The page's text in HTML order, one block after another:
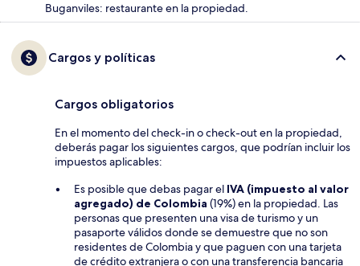
Buganviles: restaurante en la propiedad.
Cargos y políticas
Cargos obligatorios
En el momento del check-in o check-out en la propiedad,
deberás pagar los siguientes cargos, que podrían incluir los
impuestos aplicables:
Es posible que debas pagar el IVA (impuesto al valor
agregado) de Colombia (19%) en la propiedad. Las
personas que presenten una visa de turismo y un
pasaporte válidos donde se demuestre que no son
residentes de Colombia y que paguen con una tarjeta
de crédito extranjera o con una transferencia bancaria